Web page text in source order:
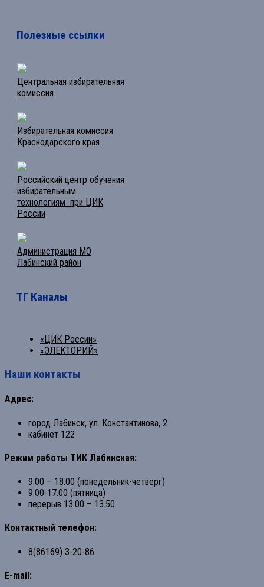
Полезные ссылки
Центральная избирательная
комиссия
Избирательная комиссия
Краснодарского края
Российский центр обучения
избирательным
технологиям при ЦИК
России
Администрация МО
Лабинский район
ТГ Каналы
«ЦИК России»
«ЭЛЕКТОРИЙ»
Наши контакты
Адрес:
город Лабинск, ул. Константинова, 2
кабинет 122
Режим работы ТИК Лабинская:
9.00 – 18.00 (понедельник-четверг)
9.00-17.00 (пятница)
перерыв 13.00 – 13.50
Контактный телефон:
8(86169) 3-20-86
E-mail: